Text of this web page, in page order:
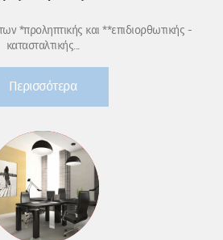
*προληπτικής και **επιδιορθωτικής -
κατασταλτικής...
Περισσότερα